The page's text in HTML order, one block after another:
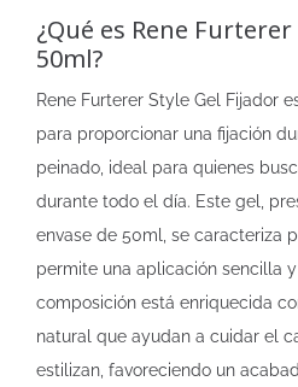
¿Qué es Rene
50ml?
Rene Furterer Style Gel Fijador
para proporcionar una fijación
peinado, ideal para quienes
durante todo el día. Este gel,
envase de 50ml, se caracteriza
permite una aplicación sencilla
composición está enriquecida
natural que ayudan a cuidar el
estilizan, favoreciendo un